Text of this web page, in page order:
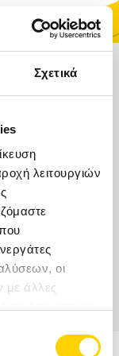
Σχετικά
λειτουργιών
οι
με άλλες